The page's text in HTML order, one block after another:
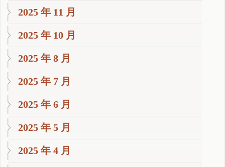
2025 年 11 月
2025 年 10 月
2025 年 8 月
2025 年 7 月
2025 年 6 月
2025 年 5 月
2025 年 4 月